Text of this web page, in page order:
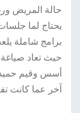
حالة المريض
يحتاج لما
برامج شاملة
حيث تعاد
أسس وقيم
آخر عما كانت